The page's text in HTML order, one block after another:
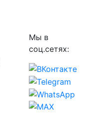
Мы в
соц.сетях: